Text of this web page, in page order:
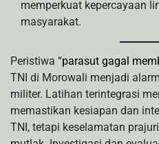
memperkuat kepercayaan
masyarakat.
Peristiwa “parasut gagal
TNI di Morowali menjadi
militer. Latihan terintegrasi
memastikan kesiapan dan
TNI, tetapi keselamatan